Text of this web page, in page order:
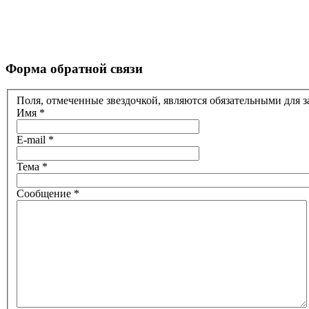
Форма обратной связи
Поля, отмеченные звездочкой, являются обязательными для
Имя *
E-mail *
Тема *
Сообщение *